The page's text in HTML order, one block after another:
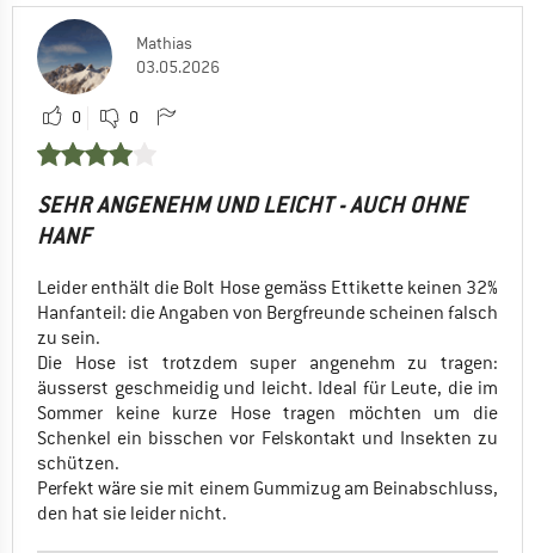
Mathias
03.05.2026
0 0
SEHR ANGENEHM UND LEICHT - AUCH OHNE
HANF
Leider enthält die Bolt Hose gemäss Ettikette keinen 32%
Hanfanteil: die Angaben von Bergfreunde scheinen falsch
zu sein.
Die Hose ist trotzdem super angenehm zu tragen:
äusserst geschmeidig und leicht. Ideal für Leute, die im
Sommer keine kurze Hose tragen möchten um die
Schenkel ein bisschen vor Felskontakt und Insekten zu
schützen.
Perfekt wäre sie mit einem Gummizug am Beinabschluss,
den hat sie leider nicht.